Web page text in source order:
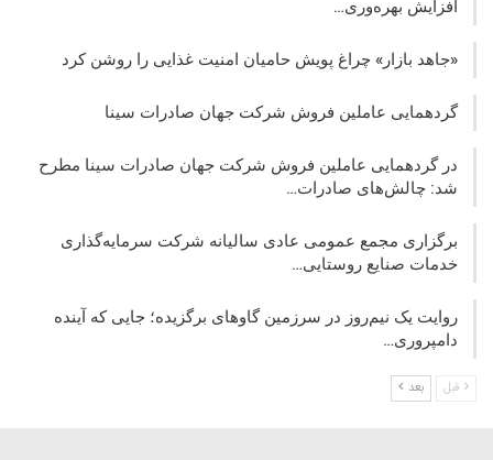
افزایش بهره‌وری…
«جاهد بازار» چراغ پویش حامیان امنیت غذایی را روشن کرد
گردهمایی عاملین فروش شرکت جهان صادرات سینا
در گردهمایی عاملین فروش شرکت جهان صادرات سینا مطرح
شد: چالش‌های صادرات…
برگزاری مجمع عمومی عادی سالیانه شرکت سرمایه‌گذاری
خدمات صنایع روستایی…
روایت یک نیم‌روز در سرزمین گاوهای برگزیده؛ جایی که آینده
دامپروری…
قبل بعد